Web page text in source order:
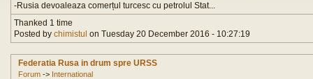
-Rusia devoaleaza comerțul turcesc cu petrolul Stat...
Thanked 1 time
Posted by chimistul on Tuesday 20 December 2016 - 10:27:19
Federatia Rusa in drum spre URSS
Forum -> International